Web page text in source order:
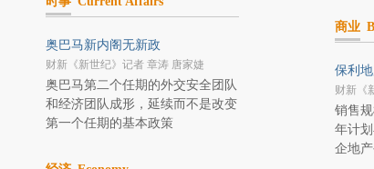
奥巴马新内阁无新政
财新《新世纪》记者 章涛 唐家婕
奥巴马第二个任期的外交安全团队
和经济团队成形，延续而不是改变
第一个任期的基本政策
商业
保利
财新《
销售
年计
企地